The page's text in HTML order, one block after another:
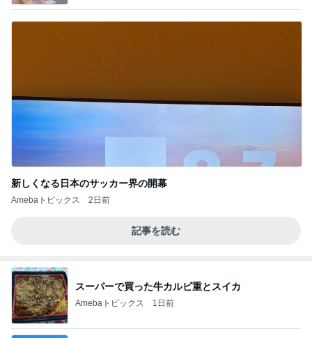
新しくなる日本のサッカー界の開幕
Amebaトピックス 2日前
記事を読む
スーパーで買った牛カルビ重とスイカ
Amebaトピックス 1日前